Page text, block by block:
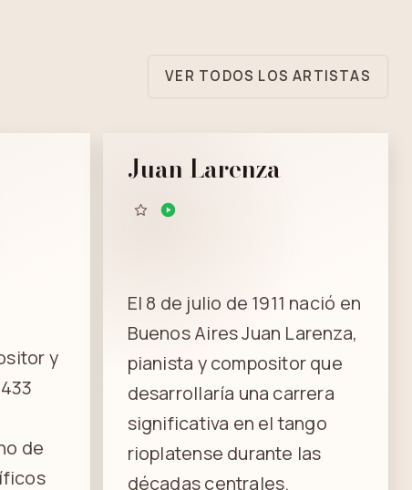
VER TODOS LOS ARTISTAS
y
de
Juan Larenza
El 8 de julio de 1911 nació en
Buenos Aires Juan Larenza,
pianista y compositor que
desarrollaría una carrera
significativa en el tango
rioplatense durante las
décadas centrales.